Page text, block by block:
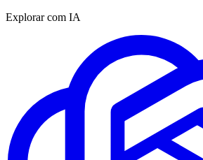
Explorar com IA